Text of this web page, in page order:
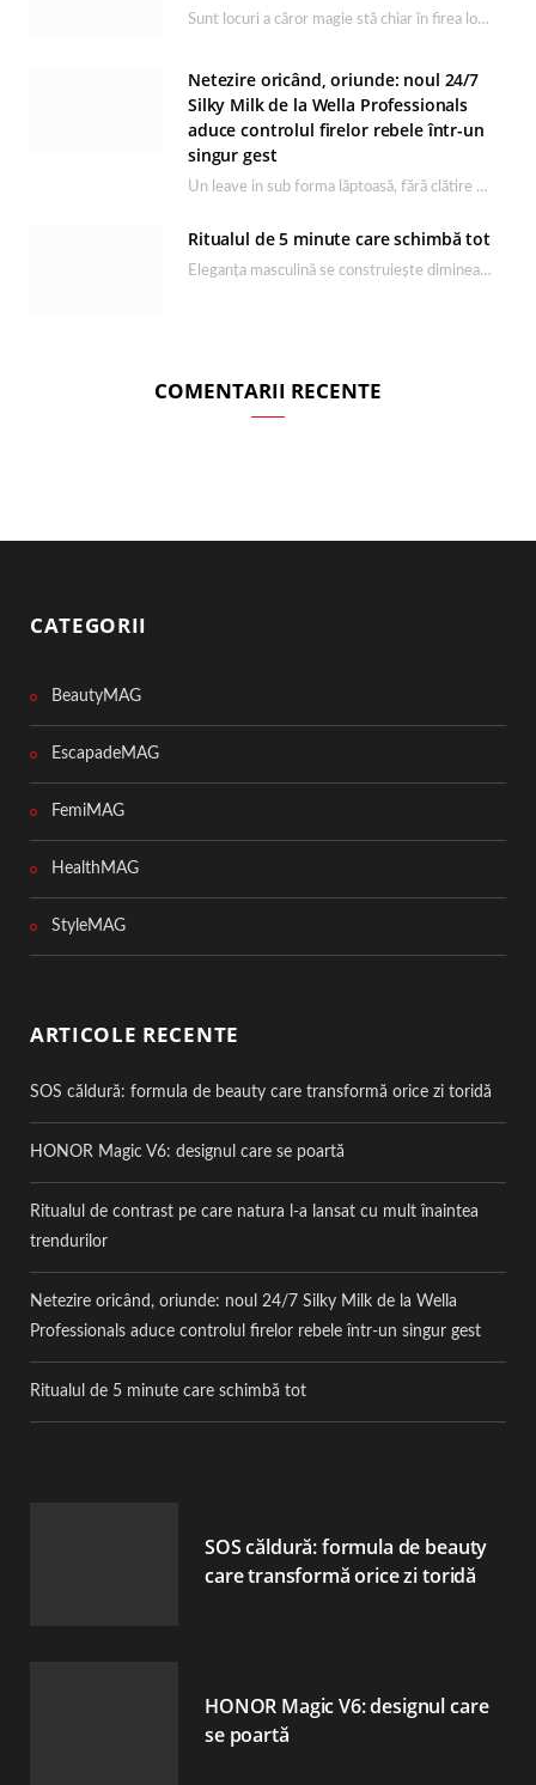
Sunt locuri a căror magie stă chiar în firea lor naturală, iar Lacul Ursu din…
Netezire oricând, oriunde: noul 24/7
Silky Milk de la Wella Professionals
aduce controlul firelor rebele într-un
singur gest
Un leave in sub forma lăptoasă, fără clătire care completează rutina Ultimate Smooth și transformă…
Ritualul de 5 minute care schimbă tot
Eleganța masculină se construiește dimineața, în câteva minute și cu produsele potrivite. O rutină de…
COMENTARII RECENTE
CATEGORII
BeautyMAG
EscapadeMAG
FemiMAG
HealthMAG
StyleMAG
ARTICOLE RECENTE
SOS căldură: formula de beauty care transformă orice zi toridă
HONOR Magic V6: designul care se poartă
Ritualul de contrast pe care natura l-a lansat cu mult înaintea
trendurilor
Netezire oricând, oriunde: noul 24/7 Silky Milk de la Wella
Professionals aduce controlul firelor rebele într-un singur gest
Ritualul de 5 minute care schimbă tot
SOS căldură: formula de beauty
care transformă orice zi toridă
HONOR Magic V6: designul care
se poartă